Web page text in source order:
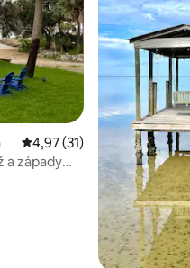
Průměrné hodnocení 4,97
4,97 (31)
a západy